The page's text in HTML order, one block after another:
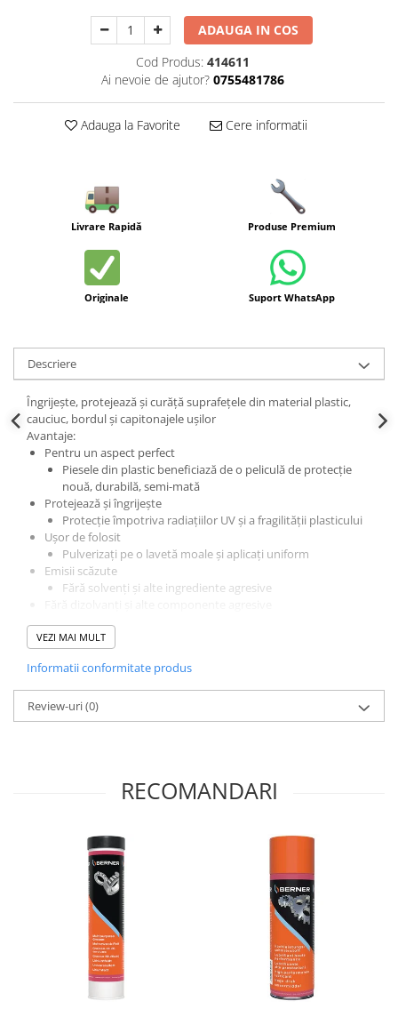
ADAUGA IN COS
Cod Produs: 414611
Ai nevoie de ajutor? 0755481786
Adauga la Favorite Cere informatii
Livrare Rapidă Produse Premium
Originale Suport WhatsApp
Descriere
Îngrijește, protejează și curăță suprafețele din material plastic,
cauciuc, bordul și capitonajele ușilor
Avantaje:
Pentru un aspect perfect
Piesele din plastic beneficiază de o peliculă de protecție
nouă, durabilă, semi-mată
Protejează și îngrijește
Protecție împotriva radiațiilor UV și a fragilității plasticului
Ușor de folosit
Pulverizați pe o lavetă moale și aplicați uniform
Emisii scăzute
Fără solvenți și alte ingrediente agresive
Compatibilitate policarbonat, conține silicon
Se pulverizează pe o bucată de material moale sau lavetă și se
A nu se pulveriza pe pedale, covorașe sau volan!
VEZI MAI MULT
Informatii conformitate produs
Review-uri(0)
RECOMANDARI